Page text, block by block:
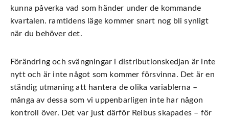
kunna påverka vad som händer under de kommande
kvartalen. ramtidens läge kommer snart nog bli synligt
när du behöver det.
Förändring och svängningar i distributionskedjan är inte
nytt och är inte något som kommer försvinna. Det är en
ständig utmaning att hantera de olika variablerna –
många av dessa som vi uppenbarligen inte har någon
kontroll över. Det var just därför Reibus skapades – för